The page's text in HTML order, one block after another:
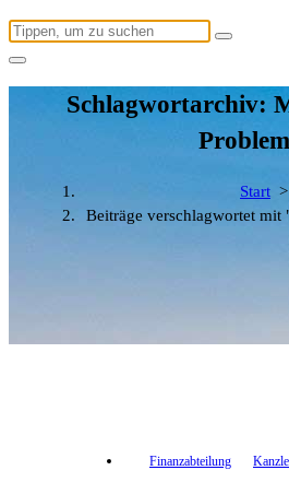
Suchen
nach:
Schlagwortarchiv:
Problem
Start >
Beiträge verschlagwortet mit
Finanzabteilung